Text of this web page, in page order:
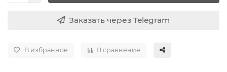
Заказать через Telegram
В избранное В сравнение